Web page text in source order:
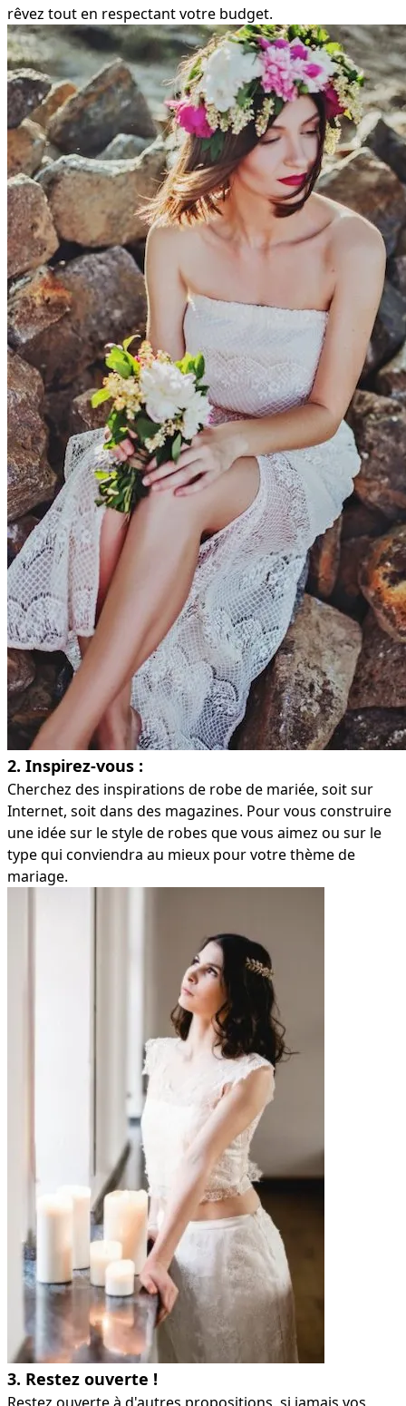
rêvez tout en respectant votre budget.
2. Inspirez-vous :
Cherchez des inspirations de robe de mariée, soit sur
Internet, soit dans des magazines. Pour vous construire
une idée sur le style de robes que vous aimez ou sur le
type qui conviendra au mieux pour votre thème de
mariage.
3. Restez ouverte !